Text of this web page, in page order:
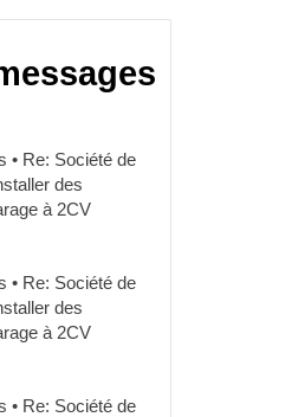
• Re: Société de
des
à 2CV
• Re: Société de
des
à 2CV
• Re: Société de